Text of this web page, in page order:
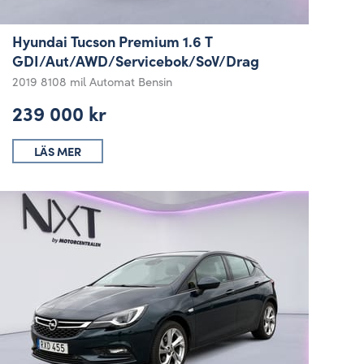
Hyundai Tucson Premium 1.6 T
GDI/Aut/AWD/Servicebok/SoV/Drag
2019 8108 mil Automat Bensin
239 000 kr
LÄS MER